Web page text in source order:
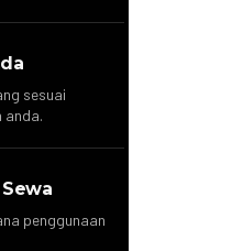
sesuai
anda.
penggunaan